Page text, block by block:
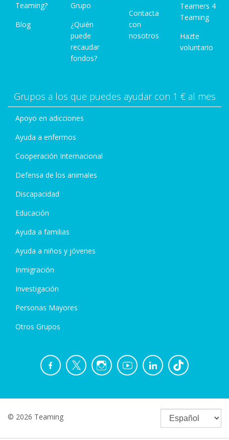
Teaming?
Blog
Grupo
¿Quién
puede
recaudar
fondos?
Contacta
con
nosotros
Teamers 4
Teaming
Hazte
voluntario
Grupos a los que puedes ayudar con 1 € al mes
Apoyo en adicciones
Ayuda a enfermos
Cooperación Internacional
Defensa de los animales
Discapacidad
Educación
Ayuda a familias
Ayuda a niños y jóvenes
Inmigración
Investigación
Personas Mayores
Otros Grupos
© 2026 Teaming